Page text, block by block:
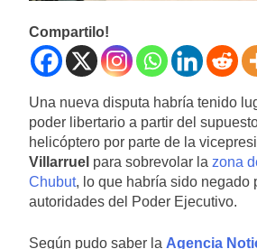
Compartilo!
Una nueva disputa habría tenido
poder libertario a partir del
helicóptero por parte de la
Villarruel para sobrevolar la zona
Chubut, lo que habría sido negado
autoridades del Poder Ejecutivo.
Según pudo saber la Agencia